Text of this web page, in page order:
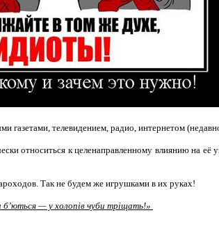
телевидением, радио, интернетом
относиться к целенаправленному влиянию на её
Так не будем же игрушками в их руках!
б’ються — у холопів чуби тріщать!»